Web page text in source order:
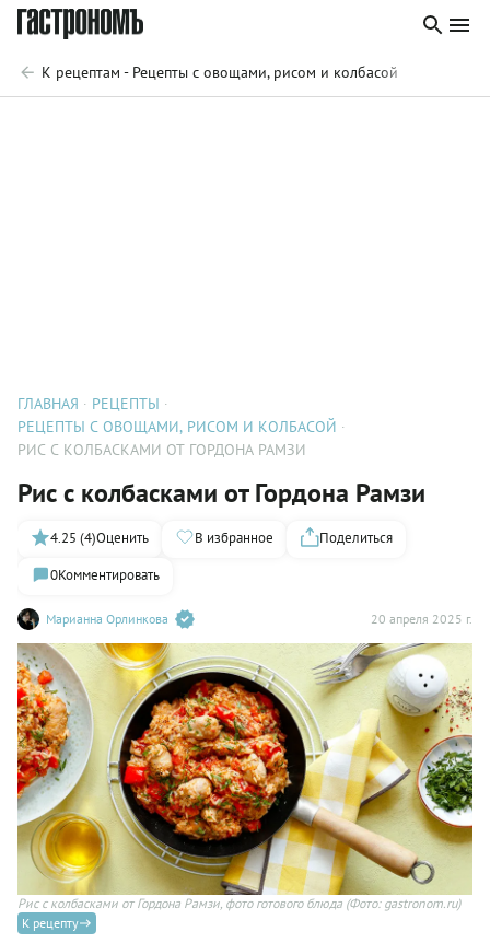
К рецептам - Рецепты с овощами, рисом и колбасой
ГЛАВНАЯ
РЕЦЕПТЫ
РЕЦЕПТЫ С ОВОЩАМИ, РИСОМ И КОЛБАСОЙ
РИС С КОЛБАСКАМИ ОТ ГОРДОНА РАМЗИ
Рис с колбасками от Гордона Рамзи
Марианна Орлинкова 20 апреля 2025 г.
4.25 (4)Оценить В избранное
Поделиться
0Комментировать
Рис с колбасками от Гордона Рамзи, фото готового блюда (Фото: gastronom.ru)
К рецепту